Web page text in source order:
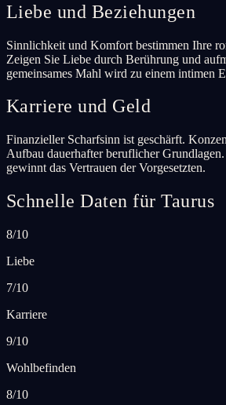
Liebe und Beziehungen
Sinnlichkeit und Komfort bestimmen Ihre
Zeigen Sie Liebe durch Berührung und
gemeinsames Mahl wird zu einem intimen
Karriere und Geld
Finanzieller Scharfsinn ist geschärft.
Aufbau dauerhafter beruflicher
gewinnt das Vertrauen der Vorgesetzten.
Schnelle Daten für Taurus
8/10
Liebe
7/10
Karriere
9/10
Wohlbefinden
8/10